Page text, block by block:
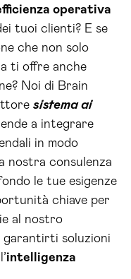
operativa
tuoi clienti? E se
che non solo
ti offre anche
Noi di Brain
sistema ai
a integrare
in modo
nostra consulenza
le tue esigenze
chiave per
al nostro
garantirti soluzioni
intelligenza